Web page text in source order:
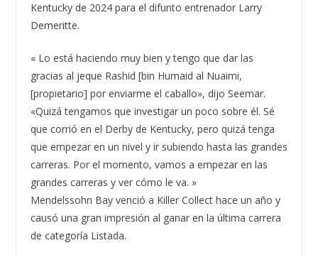
Kentucky de 2024 para el difunto entrenador Larry
Demeritte.
« Lo está haciendo muy bien y tengo que dar las
gracias al jeque Rashid [bin Humaid al Nuaimi,
[propietario] por enviarme el caballo», dijo Seemar.
«Quizá tengamos que investigar un poco sobre él. Sé
que corrió en el Derby de Kentucky, pero quizá tenga
que empezar en un nivel y ir subiendo hasta las grandes
carreras. Por el momento, vamos a empezar en las
grandes carreras y ver cómo le va. »
Mendelssohn Bay venció a Killer Collect hace un año y
causó una gran impresión al ganar en la última carrera
de categoría Listada.